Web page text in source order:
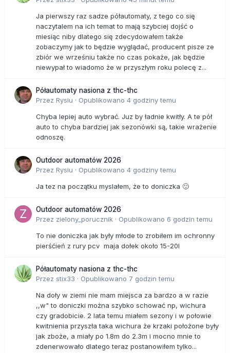
Ja pierwszy raz sadze półautomaty, z tego co się
naczytalem na ich temat to mają szybciej dojść o
miesiąc niby dlatego się zdecydowałem także
zobaczymy jak to będzie wyglądać, producent pisze ze
zbiór we wrześniu także no czas pokaże, jak będzie
niewypał to wiadomo że w przyszłym roku polecę z...
Półautomaty nasiona z thc-thc
Przez Rysiu · Opublikowano 4 godziny temu
Chyba lepiej auto wybrać. Juz by ładnie kwitły. A te pół
auto to chyba bardziej jak sezonówki są, takie wrażenie
odnoszę.
Outdoor automatów 2026
Przez Rysiu · Opublikowano 4 godziny temu
Ja tez na początku myslałem, że to doniczka 🙂
Outdoor automatów 2026
Przez zielony_porucznik · Opublikowano 6 godzin temu
To nie doniczka jak były młode to zrobiłem im ochronny
pierśćień z rury pcv maja dołek około 15-20l
Półautomaty nasiona z thc-thc
Przez stix33 · Opublikowano 7 godzin temu
Na doły w ziemi nie mam miejsca za bardzo a w razie
,,w" to doniczki można szybko schować np, wichura
czy gradobicie. 2 lata temu miałem sezony i w połowie
kwitnienia przyszła taka wichura że krzaki położone były
jak zboże, a miały po 1.8m do 2.3m i mocno mnie to
zdenerwowało dlatego teraz postanowiłem tylko...